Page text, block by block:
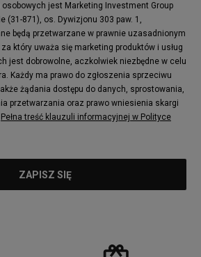
jest Marketing Investment Group
(31-871), os. Dywizjonu 303 paw. 1,
będą przetwarzane w prawnie uzasadnionym
który uważa się marketing produktów i usług
jest dobrowolne, aczkolwiek niezbędne w celu
Każdy ma prawo do zgłoszenia sprzeciwu
żądania dostępu do danych, sprostowania,
przetwarzania oraz prawo wniesienia skargi
Pełna treść klauzuli informacyjnej w Polityce